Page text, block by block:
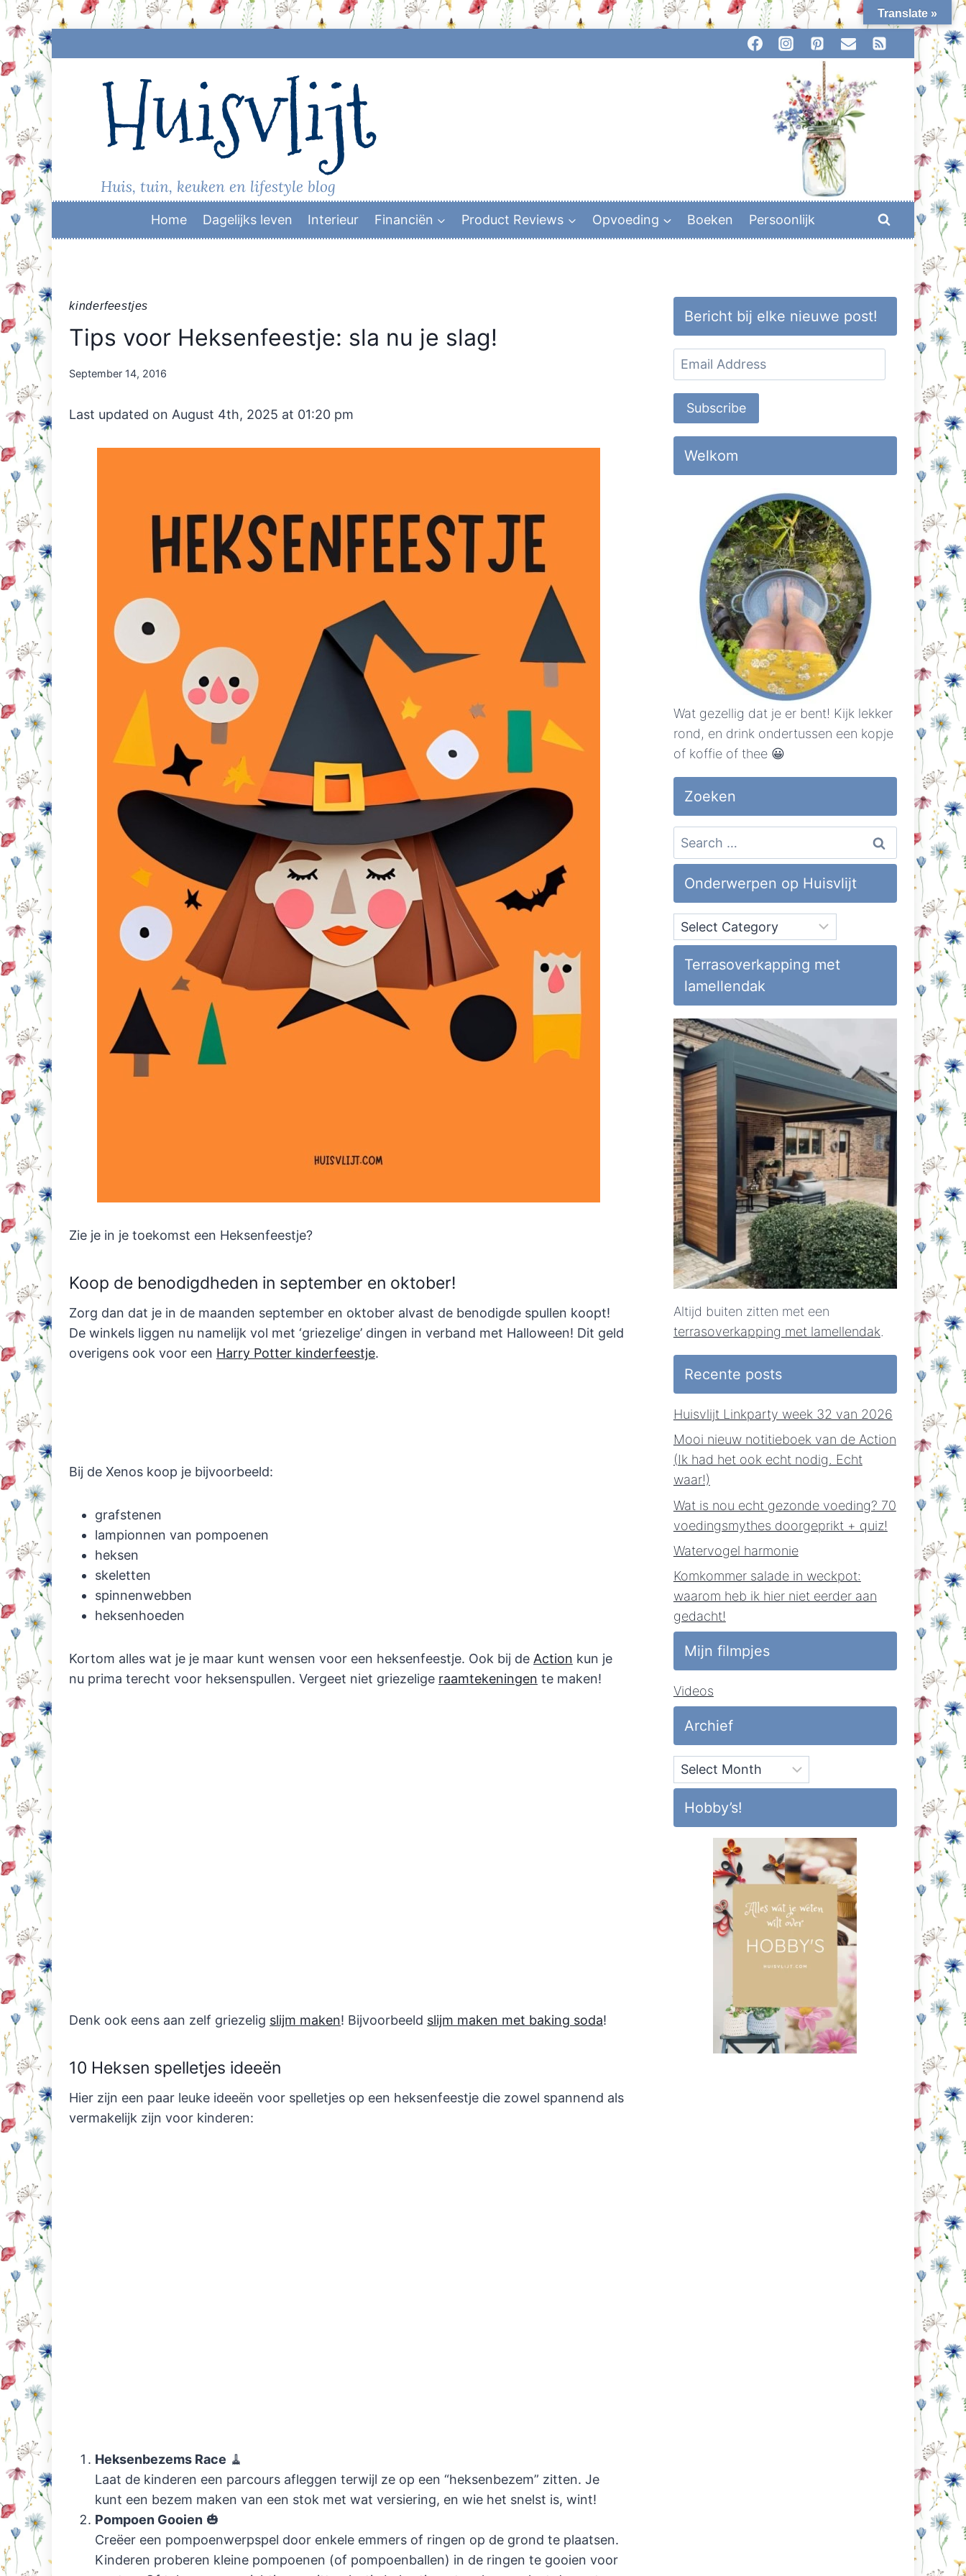
Skip
to
Huisvlijt
Huis, tuin, keuken en lifestyle blog
Home Dagelijks leven Interieur Financiën Product Reviews Opvoeding Boeken Persoonlijk
kinderfeestjes
Tips voor Heksenfeestje: sla nu je slag!
By
September 14, 2016
Last updated on August 4th, 2025 at 01:20 pm
Zie je in je toekomst een Heksenfeestje?
Koop de benodigdheden in september en oktober!
Zorg dan dat je in de maanden september en oktober alvast de benodigde spullen koopt!
De winkels liggen nu namelijk vol met ‘griezelige’ dingen in verband met Halloween! Dit geld
overigens ook voor een Harry Potter kinderfeestje.
Bij de Xenos koop je bijvoorbeeld:
grafstenen
lampionnen van pompoenen
heksen
skeletten
spinnenwebben
heksenhoeden
Kortom alles wat je je maar kunt wensen voor een heksenfeestje. Ook bij de Action kun je
nu prima terecht voor heksenspullen. Vergeet niet griezelige raamtekeningen te maken!
Denk ook eens aan zelf griezelig slijm maken! Bijvoorbeeld slijm maken met baking soda!
10 Heksen spelletjes ideeën
Hier zijn een paar leuke ideeën voor spelletjes op een heksenfeestje die zowel spannend als
vermakelijk zijn voor kinderen:
Heksenbezems Race 🧹
Laat de kinderen een parcours afleggen terwijl ze op een “heksenbezem” zitten. Je
kunt een bezem maken van een stok met wat versiering, en wie het snelst is, wint!
Pompoen Gooien 🎃
Creëer een pompoenwerpspel door enkele emmers of ringen op de grond te plaatsen.
Kinderen proberen kleine pompoenen (of pompoenballen) in de ringen te gooien voor
Bericht bij elke nieuwe post!
Email
Address
Subscribe
Welkom
Wat gezellig dat je er bent! Kijk lekker
rond, en drink ondertussen een kopje
of koffie of thee 😀
Zoeken
Search
for:
Onderwerpen op Huisvlijt
Onderwerpen
op
Huisvlijt
Terrasoverkapping met
lamellendak
Altijd buiten zitten met een
terrasoverkapping met lamellendak.
Recente posts
Huisvlijt Linkparty week 32 van 2026
Mooi nieuw notitieboek van de Action
(Ik had het ook echt nodig. Echt
waar!)
Wat is nou echt gezonde voeding? 70
voedingsmythes doorgeprikt + quiz!
Watervogel harmonie
Komkommer salade in weckpot:
waarom heb ik hier niet eerder aan
gedacht!
Mijn filmpjes
Videos
Archief
Archief
Hobby’s!
Translate »